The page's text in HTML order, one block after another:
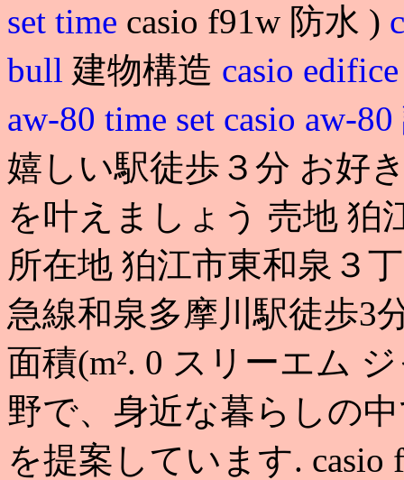
set time casio f91w 防水 )
bull 建物構造 casio
aw-80 time set casio aw-
嬉しい駅徒歩３分 お好
を叶えましょう 売地 狛
所在地 狛江市東和泉３
急線和泉多摩川駅徒歩3
面積(m². 0 スリーエム
野で、身近な暮らしの
を提案しています. casio